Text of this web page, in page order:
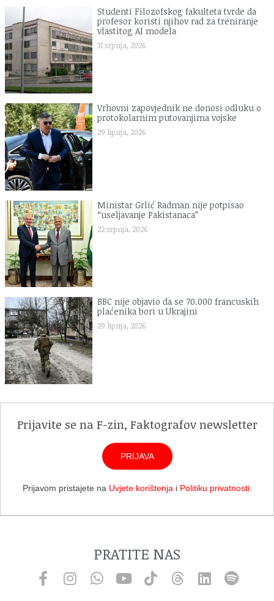
Studenti Filozofskog fakulteta tvrde da
profesor koristi njihov rad za treniranje
vlastitog AI modela
31 srpnja, 2026
Vrhovni zapovjednik ne donosi odluku o
protokolarnim putovanjima vojske
29 lipnja, 2026
Ministar Grlić Radman nije potpisao
“useljavanje Pakistanaca”
22 srpnja, 2026
BBC nije objavio da se 70.000 francuskih
plaćenika bori u Ukrajini
29 lipnja, 2026
Prijavite se na F-zin, Faktografov newsletter
PRIJAVA
Prijavom pristajete na Uvjete korištenja i Politiku privatnosti.
PRATITE NAS